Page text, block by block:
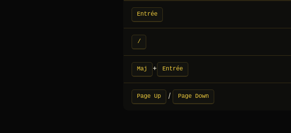
Entrée
/
Maj + Entrée
Page Up / Page Down